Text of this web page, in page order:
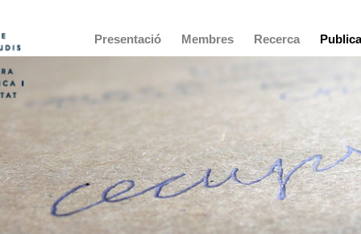
MainPresentació Membres Recerca